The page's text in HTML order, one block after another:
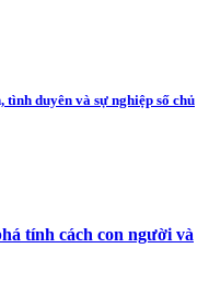
duyên và sự nghiệp số chủ
tính cách con người và